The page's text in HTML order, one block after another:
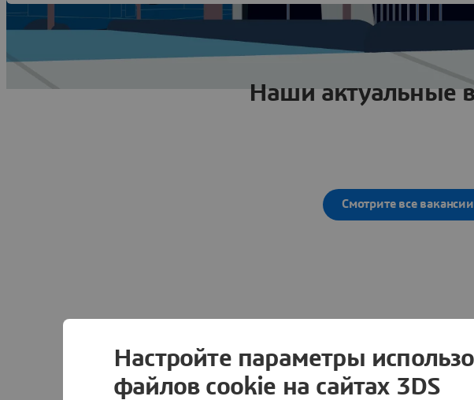
Наши актуальные
Смотрите все вакансии
Настройте параметры
файлов cookie на сайтах 3DS